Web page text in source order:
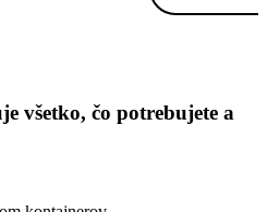
všetko, čo potrebujete a